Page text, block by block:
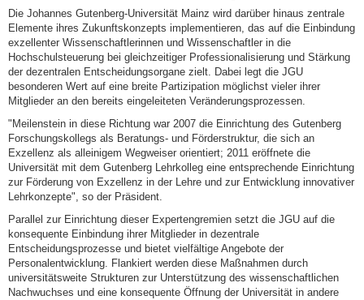
Die Johannes Gutenberg-Universität Mainz wird darüber hinaus zentrale
Elemente ihres Zukunftskonzepts implementieren, das auf die Einbindung
exzellenter Wissenschaftlerinnen und Wissenschaftler in die
Hochschulsteuerung bei gleichzeitiger Professionalisierung und Stärkung
der dezentralen Entscheidungsorgane zielt. Dabei legt die JGU
besonderen Wert auf eine breite Partizipation möglichst vieler ihrer
Mitglieder an den bereits eingeleiteten Veränderungsprozessen.
"Meilenstein in diese Richtung war 2007 die Einrichtung des Gutenberg
Forschungskollegs als Beratungs- und Förderstruktur, die sich an
Exzellenz als alleinigem Wegweiser orientiert; 2011 eröffnete die
Universität mit dem Gutenberg Lehrkolleg eine entsprechende Einrichtung
zur Förderung von Exzellenz in der Lehre und zur Entwicklung innovativer
Lehrkonzepte", so der Präsident.
Parallel zur Einrichtung dieser Expertengremien setzt die JGU auf die
konsequente Einbindung ihrer Mitglieder in dezentrale
Entscheidungsprozesse und bietet vielfältige Angebote der
Personalentwicklung. Flankiert werden diese Maßnahmen durch
universitätsweite Strukturen zur Unterstützung des wissenschaftlichen
Nachwuchses und eine konsequente Öffnung der Universität in andere